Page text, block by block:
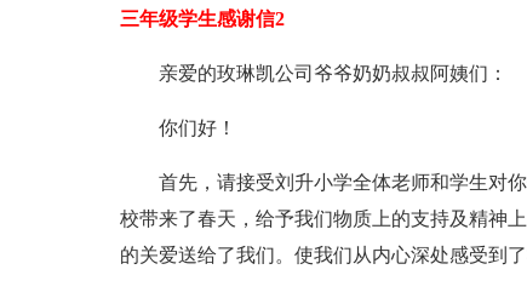
三年级学生感谢信2
亲爱的玫琳凯公司爷爷奶奶叔叔阿姨们：
你们好！
首先，请接受刘升小学全体老师和学生对
校带来了春天，给予我们物质上的支持及精神
的关爱送给了我们。使我们从内心深处感受到